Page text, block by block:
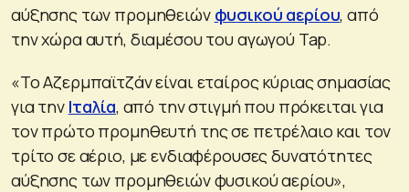
αύξησης των προμηθειών φυσικού αερίου, από
την χώρα αυτή, διαμέσου του αγωγού Tap.
«Το Αζερμπαϊτζάν είναι εταίρος κύριας σημασίας
για την Ιταλία, από την στιγμή που πρόκειται για
τον πρώτο προμηθευτή της σε πετρέλαιο και τον
τρίτο σε αέριο, με ενδιαφέρουσες δυνατότητες
αύξησης των προμηθειών φυσικού αερίου»,